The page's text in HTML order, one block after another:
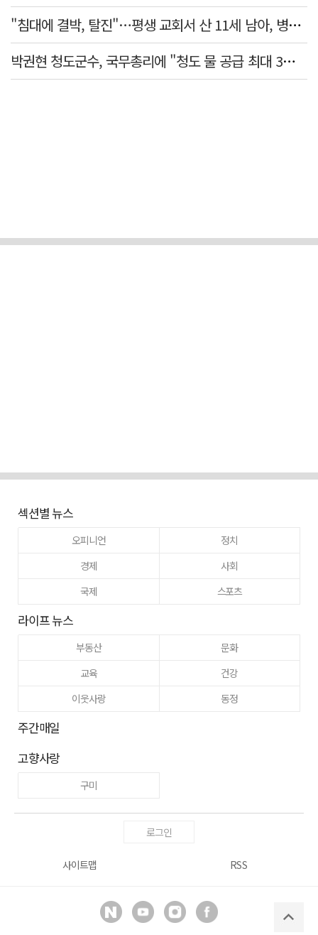
"침대에 결박, 탈진"…평생 교회서 산 11세 남아, 병원 이송 끝 숨져
박권현 청도군수, 국무총리에 "청도 물 공급 최대 3만t 늘려달라"
섹션별 뉴스
오피니언
정치
경제
사회
국제
스포츠
라이프 뉴스
부동산
문화
교육
건강
이웃사랑
동정
주간매일
고향사랑
구미
로그인
사이트맵 RSS